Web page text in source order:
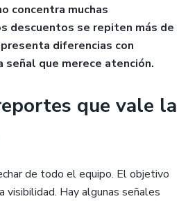
concentra muchas
descuentos se repiten más de
diferencias con
señal que merece atención.
que vale la
de todo el equipo. El objetivo
visibilidad. Hay algunas señales